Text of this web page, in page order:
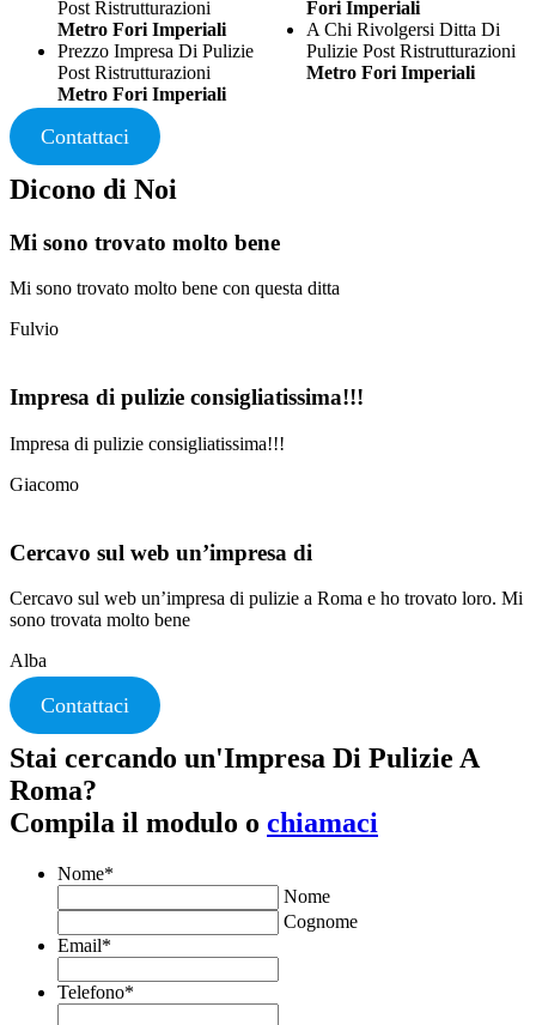
Post Ristrutturazioni
Metro Fori Imperiali
Prezzo Impresa Di Pulizie
Post Ristrutturazioni
Metro Fori Imperiali
Fori Imperiali
A Chi Rivolgersi Ditta Di
Pulizie Post Ristrutturazioni
Metro Fori Imperiali
Contattaci
Dicono di Noi
Mi sono trovato molto bene
Mi sono trovato molto bene con questa ditta
Fulvio
Impresa di pulizie consigliatissima!!!
Impresa di pulizie consigliatissima!!!
Giacomo
Cercavo sul web un’impresa di
Cercavo sul web un’impresa di pulizie a Roma e ho trovato loro. Mi
sono trovata molto bene
Alba
Contattaci
Stai cercando un'Impresa Di Pulizie A
Roma?
Compila il modulo o chiamaci
Nome*
Nome
Cognome
Email*
Telefono*